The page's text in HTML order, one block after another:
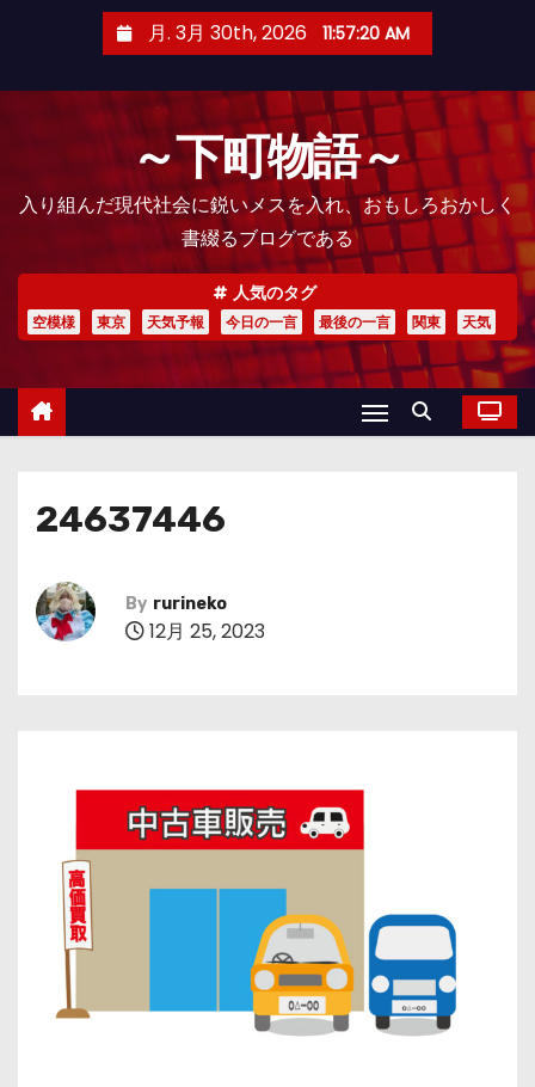
月. 3月 30th, 2026 11:57:21 AM
～下町物語～
入り組んだ現代社会に鋭いメスを入れ、おもしろおかしく
書綴るブログである
人気のタグ
空模様 東京 天気予報 今日の一言 最後の一言 関東 天気
24637446
By rurineko
12月 25, 2023